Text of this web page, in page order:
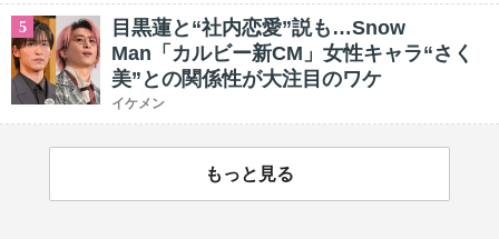
5
目黒蓮と“社内恋愛”説も…Snow
Man「カルビー新CM」女性キャラ“さく
美”との関係性が大注目のワケ
イケメン
もっと見る